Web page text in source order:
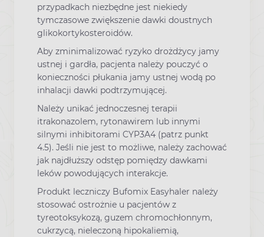
przypadkach niezbędne jest niekiedy
tymczasowe zwiększenie dawki doustnych
glikokortykosteroidów.
Aby zminimalizować ryzyko drożdżycy jamy
ustnej i gardła, pacjenta należy pouczyć o
konieczności płukania jamy ustnej wodą po
inhalacji dawki podtrzymującej.
Należy unikać jednoczesnej terapii
itrakonazolem, rytonawirem lub innymi
silnymi inhibitorami CYP3A4 (patrz punkt
4.5). Jeśli nie jest to możliwe, należy zachować
jak najdłuższy odstęp pomiędzy dawkami
leków powodujących interakcje.
Produkt leczniczy Bufomix Easyhaler należy
stosować ostrożnie u pacjentów z
tyreotoksykozą, guzem chromochłonnym,
cukrzycą, nieleczoną hipokaliemią,